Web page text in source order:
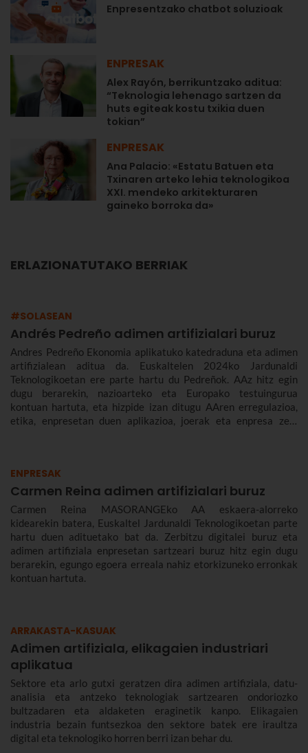
Enpresentzako chatbot soluzioak
ENPRESAK
Alex Rayón, berrikuntzako aditua:
“Teknologia lehenago sartzen da
huts egiteak kostu txikia duen
tokian”
ENPRESAK
Ana Palacio: «Estatu Batuen eta
Txinaren arteko lehia teknologikoa
XXI. mendeko arkitekturaren
gaineko borroka da»
ERLAZIONATUTAKO BERRIAK
#SOLASEAN
Andrés Pedreño adimen artifizialari buruz
Andres Pedreño Ekonomia aplikatuko katedraduna eta adimen
artifizialean aditua da. Euskaltelen 2024ko Jardunaldi
Teknologikoetan ere parte hartu du Pedreñok. AAz hitz egin
dugu berarekin, nazioarteko eta Europako testuingurua
kontuan hartuta, eta hizpide izan ditugu AAren erregulazioa,
etika, enpresetan duen aplikazioa, joerak eta enpresa zein
ENPRESAK
Carmen Reina adimen artifizialari buruz
Carmen Reina MASORANGEko AA eskaera-alorreko
kidearekin batera, Euskaltel Jardunaldi Teknologikoetan parte
hartu duen adituetako bat da. Zerbitzu digitalei buruz eta
adimen artifiziala enpresetan sartzeari buruz hitz egin dugu
berarekin, egungo egoera erreala nahiz etorkizuneko erronkak
kontuan hartuta.
ARRAKASTA-KASUAK
Adimen artifiziala, elikagaien industriari
aplikatua
Sektore eta arlo gutxi geratzen dira adimen artifiziala, datu-
analisia eta antzeko teknologiak sartzearen ondoriozko
bultzadaren eta aldaketen eraginetik kanpo. Elikagaien
industria bezain funtsezkoa den sektore batek ere iraultza
digital eta teknologiko horren berri izan behar du.